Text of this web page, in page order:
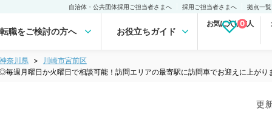
自治体・公共団体採用ご担当者さまへ 採用ご担当者さまへ 拠点一覧
転職をご検討の方へ お役立ちガイド
お気に入り求人
0
神奈川県
川崎市宮前区
週月曜日か火曜日で相談可能！訪問エリアの最寄駅に訪問車でお迎えに上がり
更